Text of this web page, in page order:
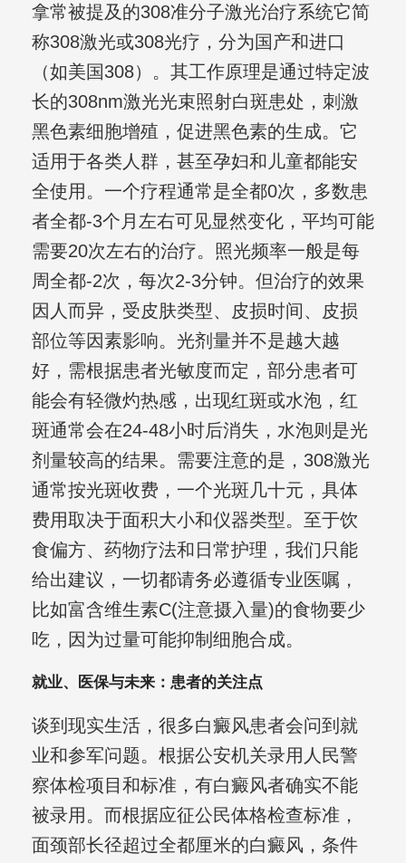
拿常被提及的308准分子激光治疗系统它简
称308激光或308光疗，分为国产和进口
（如美国308）。其工作原理是通过特定波
长的308nm激光光束照射白斑患处，刺激
黑色素细胞增殖，促进黑色素的生成。它
适用于各类人群，甚至孕妇和儿童都能安
全使用。一个疗程通常是全都0次，多数患
者全都-3个月左右可见显然变化，平均可能
需要20次左右的治疗。照光频率一般是每
周全都-2次，每次2-3分钟。但治疗的效果
因人而异，受皮肤类型、皮损时间、皮损
部位等因素影响。光剂量并不是越大越
好，需根据患者光敏度而定，部分患者可
能会有轻微灼热感，出现红斑或水泡，红
斑通常会在24-48小时后消失，水泡则是光
剂量较高的结果。需要注意的是，308激光
通常按光斑收费，一个光斑几十元，具体
费用取决于面积大小和仪器类型。至于饮
食偏方、药物疗法和日常护理，我们只能
给出建议，一切都请务必遵循专业医嘱，
比如富含维生素C(注意摄入量)的食物要少
吃，因为过量可能抑制细胞合成。
就业、医保与未来：患者的关注点
谈到现实生活，很多白癜风患者会问到就
业和参军问题。根据公安机关录用人民警
察体检项目和标准，有白癜风者确实不能
被录用。而根据应征公民体格检查标准，
面颈部长径超过全都厘米的白癜风，条件